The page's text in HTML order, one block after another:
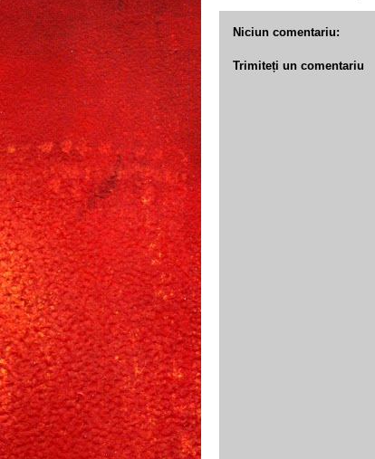
Niciun comentariu:
Trimiteți un comentariu